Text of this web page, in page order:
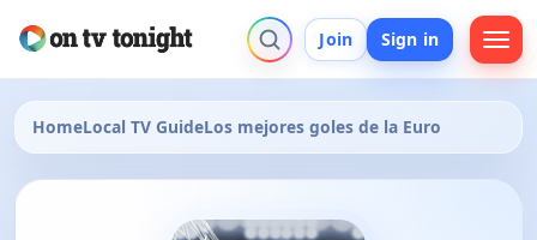
Join Sign in
HomeLocal TV GuideLos mejores goles de la Euro